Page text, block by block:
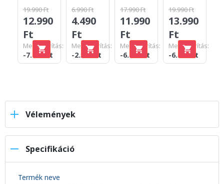
19.990 Ft
12.990
Ft
Megtakarítás:
-7.000 Ft
6.990 Ft
4.490
Ft
Megtakarítás:
-2.500 Ft
17.990 Ft
11.990
Ft
Megtakarítás:
-6.000 Ft
19.990 Ft
13.990
Ft
Megtakarítás:
-6.000 Ft
Vélemények
Specifikáció
Termék neve